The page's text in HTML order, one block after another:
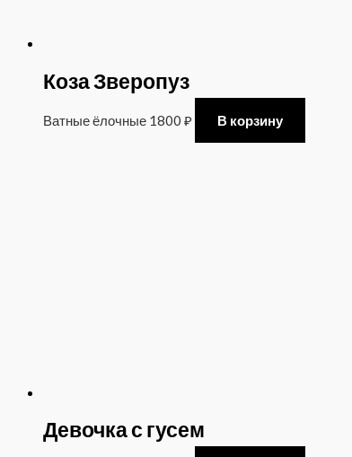
Коза Зверопуз
Ватные ёлочные 1800 ₽ В корзину
Девочка с гусем